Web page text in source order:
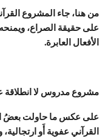
من هنا، جاء المشروع
على حقيقة الصراع، ويمنحه
الأفعال العابرة.
مشروع مدروس لا انطلاقة
على عكس ما حاولت بعضُ
القرآني عفوية أَو